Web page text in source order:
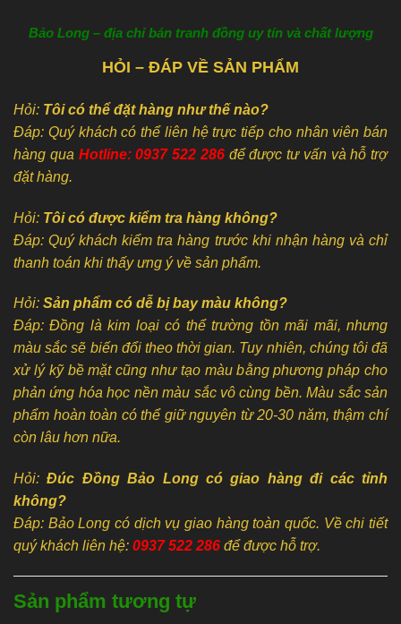
Bảo Long – địa chỉ bán tranh đồng uy tín và chất lượng
HỎI – ĐÁP VỀ SẢN PHẨM
Hỏi: Tôi có thể đặt hàng như thế nào?
Đáp: Quý khách có thể liên hệ trực tiếp cho nhân viên bán
hàng qua Hotline: 0937 522 286 để được tư vấn và hỗ trợ
đặt hàng.
Hỏi: Tôi có được kiểm tra hàng không?
Đáp: Quý khách kiểm tra hàng trước khi nhận hàng và chỉ
thanh toán khi thấy ưng ý về sản phẩm.
Hỏi: Sản phẩm có dễ bị bay màu không?
Đáp: Đồng là kim loại có thể trường tồn mãi mãi, nhưng
màu sắc sẽ biến đổi theo thời gian. Tuy nhiên, chúng tôi đã
xử lý kỹ bề mặt cũng như tạo màu bằng phương pháp cho
phản ứng hóa học nền màu sắc vô cùng bền. Màu sắc sản
phẩm hoàn toàn có thể giữ nguyên từ 20-30 năm, thậm chí
còn lâu hơn nữa.
Hỏi: Đúc Đồng Bảo Long có giao hàng đi các tỉnh
không?
Đáp: Bảo Long có dịch vụ giao hàng toàn quốc. Về chi tiết
quý khách liên hệ: 0937 522 286 để được hỗ trợ.
Sản phẩm tương tự